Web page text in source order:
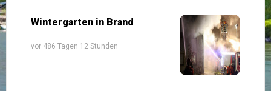
Wintergarten in Brand
vor 486 Tagen 12 Stunden